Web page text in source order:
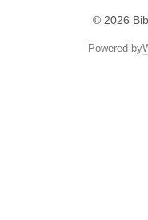
© 2026
Powered by